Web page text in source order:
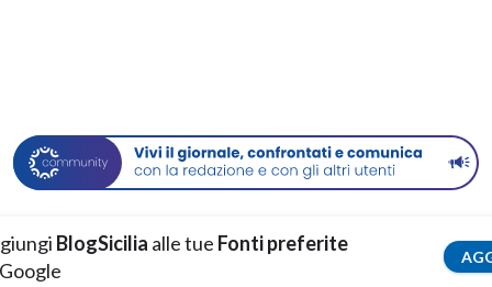
BlogSicilia alle tue Fonti preferite